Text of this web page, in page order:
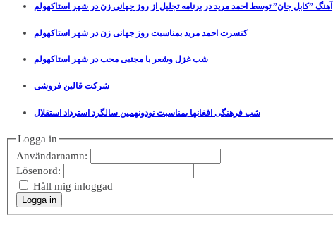
آهنگ ”کابل جان” توسط احمد مرید در برنامه تجلیل از روز جهانی زن در شهر استاکهولم
کنسرت احمد مرید بمناسبت روز جهانی زن در شهر استاکهولم
شب غزل وشعر با مجتبی محب در شهر استاکهولم
شرکت قالین فروشی
شب فرهنگی افغانها بمناسبت نودونهمین سالگرد استرداد استقلال
Logga in
Användarnamn:
Lösenord:
Håll mig inloggad
Logga in